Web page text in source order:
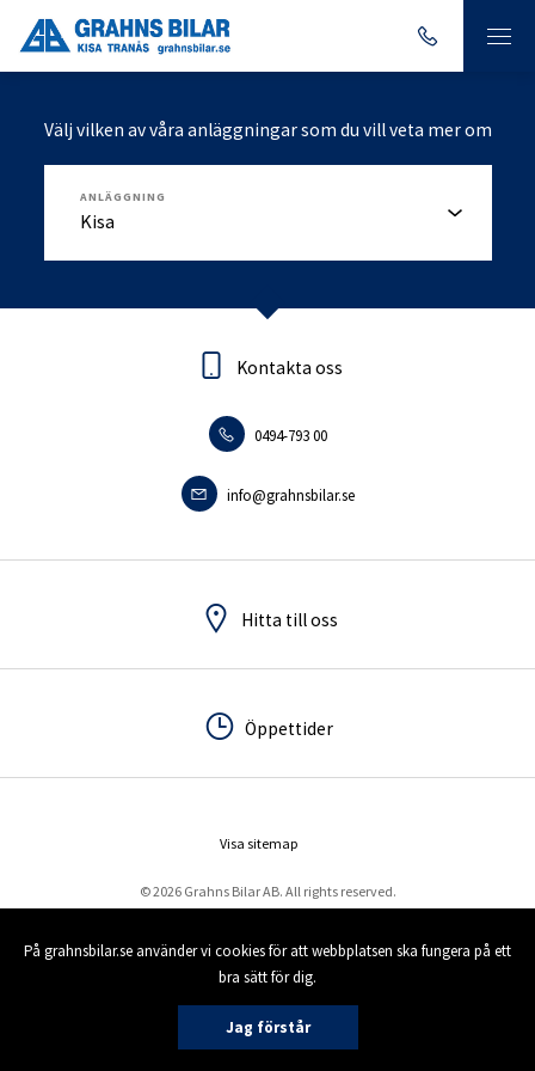
På grahnsbilar.se använder vi cookies för att webbplatsen ska fungera på ett
bra sätt för dig.
Jag förstår
Välj vilken av våra anläggningar som du vill veta mer om
ANLÄGGNING
Kontakta oss
0494-793 00
info@grahnsbilar.se
Hitta till oss
Öppettider
Kontakta oss
0140-18095
info.tranas@grahnsbilar.se
Hitta till oss
Öppettider
© 2026 Grahns Bilar AB. All rights reserved.
Visa sitemap